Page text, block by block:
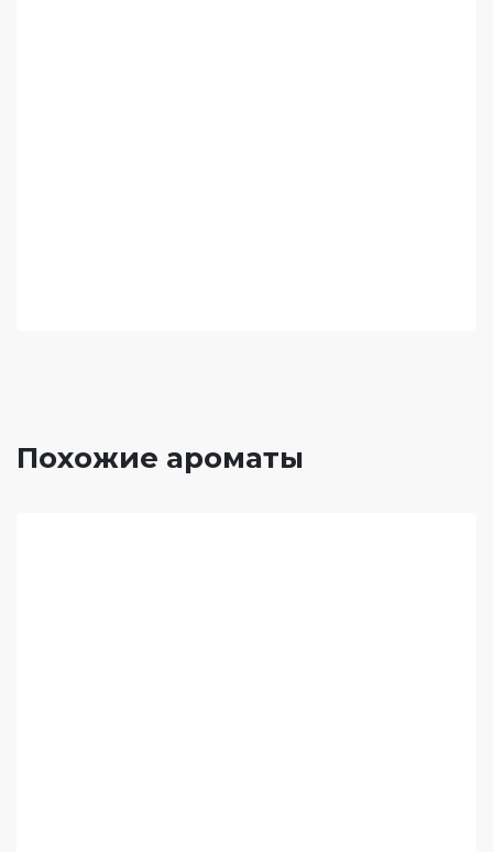
Похожие ароматы